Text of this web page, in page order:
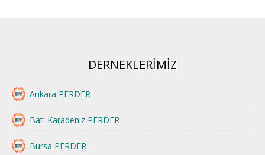
DERNEKLERİMİZ
Ankara PERDER
Batı Karadeniz PERDER
Bursa PERDER